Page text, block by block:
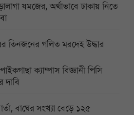
যমজের, অর্থাভাবে ঢাকায় নিতে
তিনজনের গলিত মরদেহ উদ্ধার
ক্যাম্পাস বিজ্ঞানী পিসি
দাবি
বাঘের সংখ্যা বেড়ে ১২৫